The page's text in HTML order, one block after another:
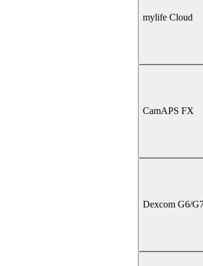
mylife Cloud
CamAPS FX
Dexcom G6/